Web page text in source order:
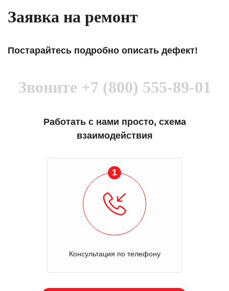
Заявка на ремонт
Постарайтесь подробно описать дефект!
Звоните +7 (800) 555-89-01
Работать с нами просто, схема
взаимодействия
1
Консультация по телефону